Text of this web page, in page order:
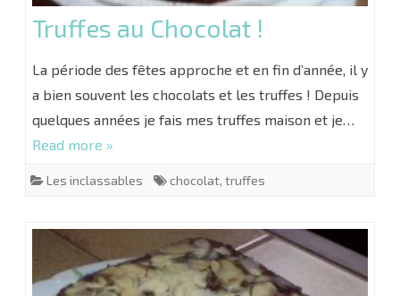
Truffes au Chocolat !
La période des fêtes approche et en fin d’année, il y
a bien souvent les chocolats et les truffes ! Depuis
quelques années je fais mes truffes maison et je…
Read more »
Les inclassables chocolat, truffes